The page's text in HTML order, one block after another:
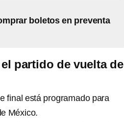
boletos en preventa
partido de vuelta de
final está programado para
México.